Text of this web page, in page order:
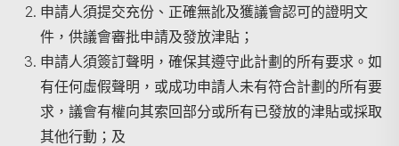
申請人須提交充份、正確無訛及獲議會認可的證明文
件，供議會審批申請及發放津貼；
申請人須簽訂聲明，確保其遵守此計劃的所有要求。如
有任何虛假聲明，或成功申請人未有符合計劃的所有要
求，議會有權向其索回部分或所有已發放的津貼或採取
其他行動；及